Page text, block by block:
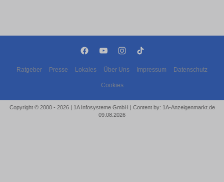
Ratgeber Presse Lokales Über Uns Impressum Datenschutz
Cookies
Copyright © 2000 - 2026 | 1A Infosysteme GmbH | Content by: 1A-Anzeigenmarkt.de
09.08.2026